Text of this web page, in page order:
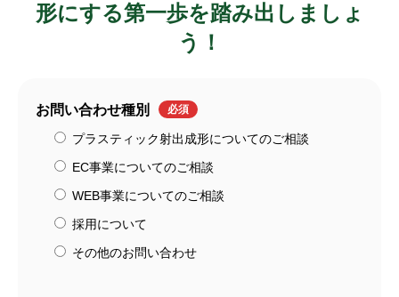
形にする第一歩を踏み出しましょ
う！
お問い合わせ種別 必須
プラスティック射出成形についてのご相談
EC事業についてのご相談
WEB事業についてのご相談
採用について
その他のお問い合わせ